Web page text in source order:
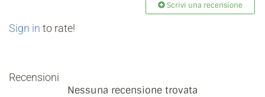
Scrivi una recensione
Sign in to rate!
Recensioni
Nessuna recensione trovata